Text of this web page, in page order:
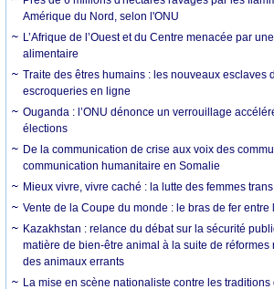
Amérique du Nord, selon l'ONU
L’Afrique de l’Ouest et du Centre menacée par
alimentaire
Traite des êtres humains : les nouveaux esclaves
escroqueries en ligne
Ouganda : l’ONU dénonce un verrouillage
élections
De la communication de crise aux voix des
communication humanitaire en Somalie
Mieux vivre, vivre caché : la lutte des femmes
Vente de la Coupe du monde : le bras de fer entre
Kazakhstan : relance du débat sur la sécurité
matière de bien-être animal à la suite de réformes
des animaux errants
La mise en scène nationaliste contre les